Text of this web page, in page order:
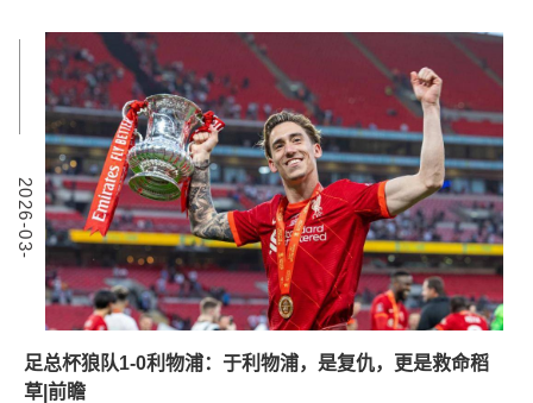
2
0
2
6
-
0
3
-
0
足总杯狼队1-0利物浦：于利物浦，是复仇，更是救命稻
草|前瞻